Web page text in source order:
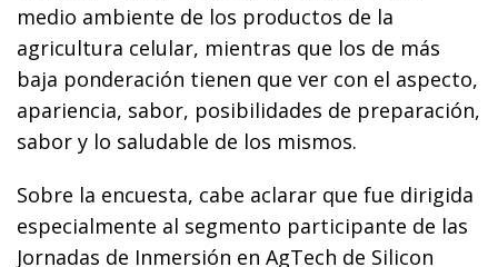
medio ambiente de los productos de la
agricultura celular, mientras que los de más
baja ponderación tienen que ver con el aspecto,
apariencia, sabor, posibilidades de preparación,
sabor y lo saludable de los mismos.
Sobre la encuesta, cabe aclarar que fue dirigida
especialmente al segmento participante de las
Jornadas de Inmersión en AgTech de Silicon